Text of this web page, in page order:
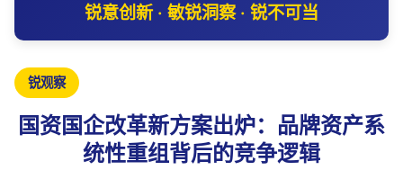
锐意创新 · 敏锐洞察 · 锐不可当
锐观察
国资国企改革新方案出炉：品牌资产系
统性重组背后的竞争逻辑